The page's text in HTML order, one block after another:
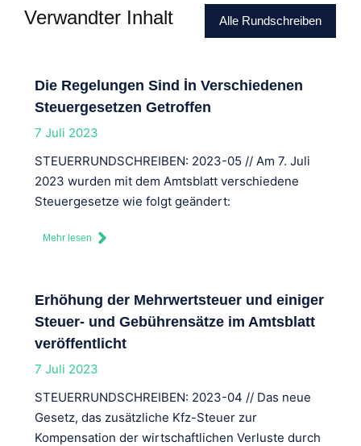
Verwandter Inhalt Alle Rundschreiben
Die Regelungen Sind İn Verschiedenen
Steuergesetzen Getroffen
7 Juli 2023
STEUERRUNDSCHREIBEN: 2023-05 // Am 7. Juli
2023 wurden mit dem Amtsblatt verschiedene
Steuergesetze wie folgt geändert:
Mehr lesen
Erhöhung der Mehrwertsteuer und einiger
Steuer- und Gebührensätze im Amtsblatt
veröffentlicht
7 Juli 2023
STEUERRUNDSCHREIBEN: 2023-04 // Das neue
Gesetz, das zusätzliche Kfz-Steuer zur
Kompensation der wirtschaftlichen Verluste durch